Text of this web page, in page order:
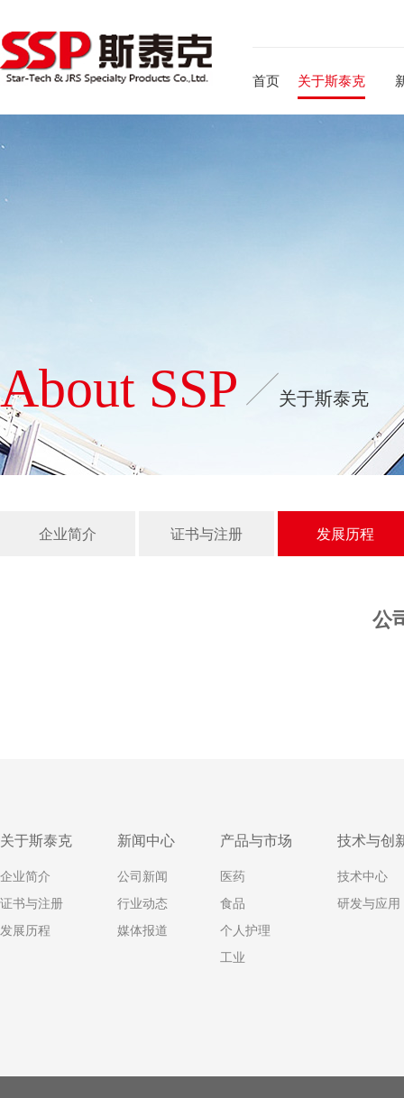
首页 关于斯泰克
About SSP 关于斯泰克
企业简介 证书与注册 发展历程
公
关于斯泰克
企业简介
证书与注册
发展历程
新闻中心
公司新闻
行业动态
媒体报道
产品与市场
医药
食品
个人护理
工业
技术与创
技术中心
研发与应用